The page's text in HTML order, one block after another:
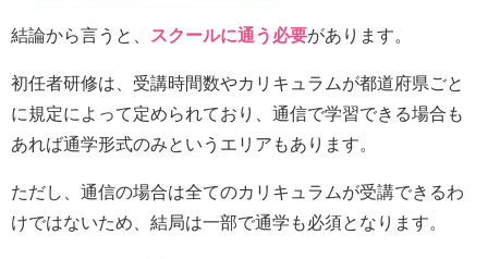
結論から言うと、 スクールに通う必要があります。
初任者研修は、受講時間数やカリキュラムが都道府県ごと
に規定によって定められており、通信で学習できる場合も
あれば通学形式のみというエリアもあります。
ただし、通信の場合は全てのカリキュラムが受講できるわ
けではないため、結局は一部で通学も必須となります。